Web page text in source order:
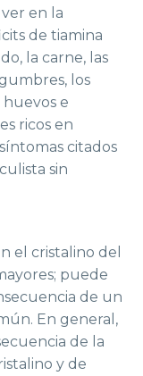
en la
de tiamina
la carne, las
los
e
ricos en
citados
sin
el cristalino del
puede
de un
En general,
de la
y de